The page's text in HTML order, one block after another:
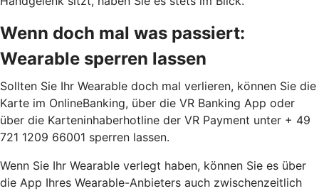
Wenn doch mal was passiert:
Wearable sperren lassen
Sollten Sie Ihr Wearable doch mal verlieren, können Sie die
Karte im OnlineBanking, über die VR Banking App oder
über die Karteninhaberhotline der VR Payment unter + 49
721 1209 66001 sperren lassen.
Wenn Sie Ihr Wearable verlegt haben, können Sie es über
die App Ihres Wearable-Anbieters auch zwischenzeitlich